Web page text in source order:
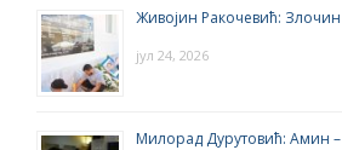
Живојин Ракочевић:
јул 24, 2026
Милорад Дурутовић: Амин –